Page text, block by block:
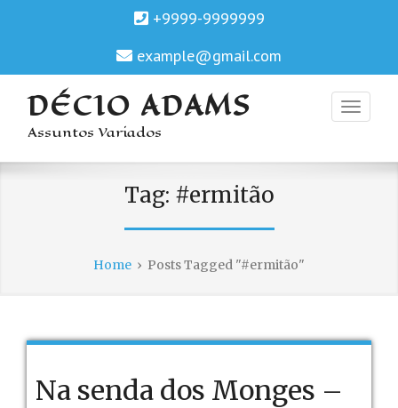
+9999-9999999
example@gmail.com
DÉCIO ADAMS
Assuntos Variados
Tag: #ermitão
Home › Posts Tagged "#ermitão"
Na senda dos Monges –